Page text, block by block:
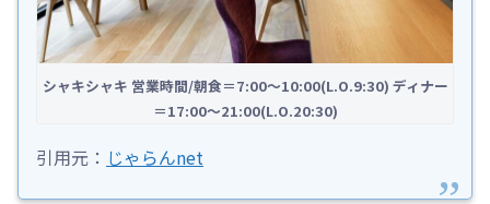
シャキシャキ 営業時間/朝食＝7:00〜10:00(L.O.9:30) ディナー
＝17:00〜21:00(L.O.20:30)
引用元： じゃらんnet